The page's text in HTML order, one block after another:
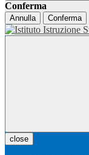
Conferma
Annulla Conferma
close